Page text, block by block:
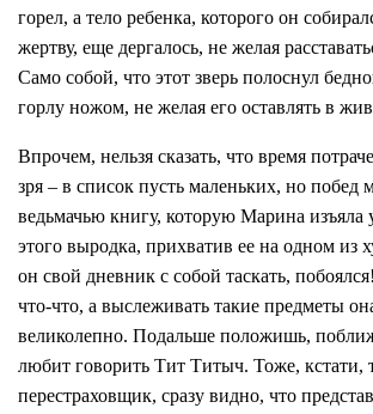
горел, а тело ребенка, которого он
жертву, еще дергалось, не желая
Само собой, что этот зверь полоснул
горлу ножом, не желая его оставлять в
Впрочем, нельзя сказать, что время
зря – в список пусть маленьких, но побед
ведьмачью книгу, которую Марина
этого выродка, прихватив ее на одном из
он свой дневник с собой таскать,
что-что, а выслеживать такие предметы
великолепно. Подальше положишь,
любит говорить Тит Титыч. Тоже, кстати,
перестраховщик, сразу видно, что